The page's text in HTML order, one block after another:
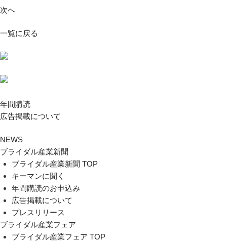
次へ
一覧に戻る
年間購読
広告掲載について
NEWS
ブライダル産業新聞
ブライダル産業新聞 TOP
キーマンに聞く
年間購読のお申込み
広告掲載について
プレスリリース
ブライダル産業フェア
ブライダル産業フェア TOP